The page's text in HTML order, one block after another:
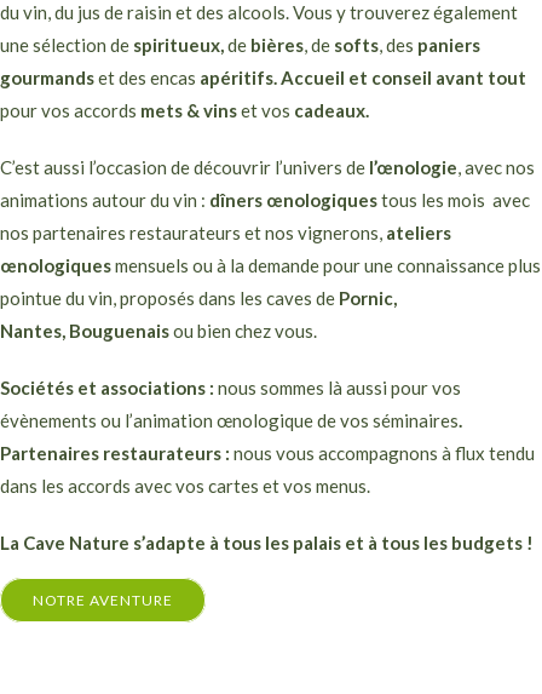
du vin, du jus de raisin et des alcools. Vous y trouverez également
une sélection de spiritueux,de bières, de softs, des paniers
gourmandset des encas apéritifs.Accueil et conseil avant tout
pour vos accords mets & vinset vos cadeaux.
C’est aussi l’occasion de découvrir l’univers de l’œnologie, avec nos
animations autour du vin : dîners œnologiquestous les mois avec
nos partenaires restaurateurs et nos vignerons, ateliers
œnologiquesmensuels ou à la demande pour une connaissance plus
pointue du vin, proposés dans les caves de Pornic,
Nantes, Bouguenaisou bien chez vous.
Sociétés et associations : nous sommes là aussi pour vos
évènements ou l’animation œnologique de vos séminaires.
Partenaires restaurateurs : nous vous accompagnons à flux tendu
dans les accords avec vos cartes et vos menus.
La Cave Nature s’adapte à tous les palais et à tous les budgets !
NOTRE AVENTURE